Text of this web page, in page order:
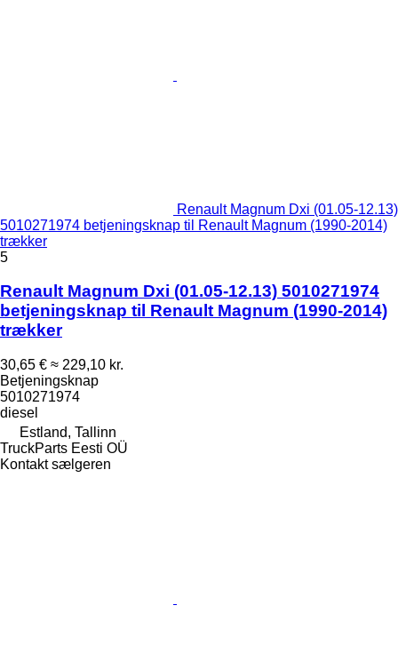
Renault Magnum Dxi (01.05-12.13)
5010271974 betjeningsknap til Renault Magnum (1990-2014)
trækker
5
Renault Magnum Dxi (01.05-12.13) 5010271974
betjeningsknap til Renault Magnum (1990-2014)
trækker
30,65 € ≈ 229,10 kr.
Betjeningsknap
5010271974
diesel
Estland, Tallinn
TruckParts Eesti OÜ
Kontakt sælgeren